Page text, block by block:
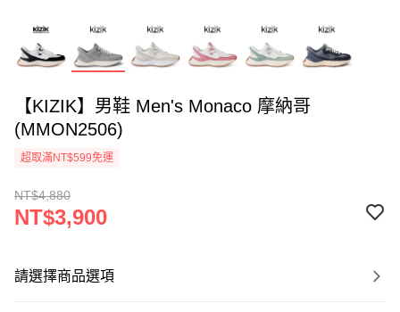
【KIZIK】男鞋 Men's Monaco 摩納哥
(MMON2506)
超取滿NT$599免運
NT$4,880
NT$3,900
請選擇商品選項